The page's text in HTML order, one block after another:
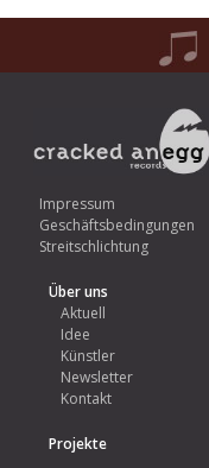
Impressum
Geschäftsbedingungen
Streitschlichtung
Über uns
Aktuell
Idee
Künstler
Newsletter
Kontakt
Projekte